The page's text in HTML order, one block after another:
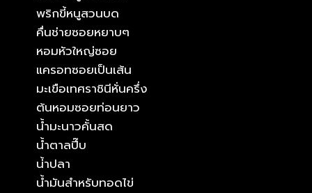
พริกขี้หนูสวนบด
คื่นช่ายซอยหยาบๆ
หอมหัวใหญ่ซอย
แครอทซอยเป็นเส้น
มะเขือเทศราชินีหั่นครึ่ง
ต้นหอมซอยท่อนยาว
น้ำมะนาวคั้นสด
น้ำตาลปี๊บ
น่้าปลา
น้ำมันสำหรับทอดไข่